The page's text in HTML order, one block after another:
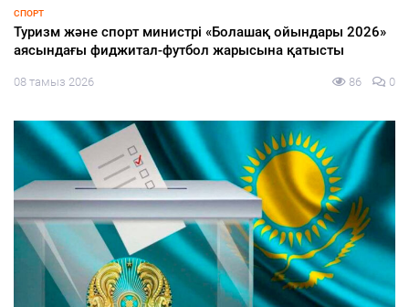
ҚҰРЫЛТАЙ-2026
Құрылтай және кәсіпкерлік: ертеңге бастар талғам